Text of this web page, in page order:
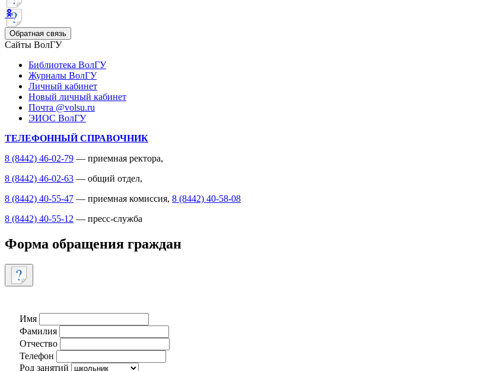
Обратная связь
Сайты ВолГУ
Библиотека ВолГУ
Журналы ВолГУ
Личный кабинет
Новый личный кабинет
Почта @volsu.ru
ЭИОС ВолГУ
ТЕЛЕФОННЫЙ СПРАВОЧНИК
8 (8442) 46-02-79 — приемная ректора,
8 (8442) 46-02-63 — общий отдел,
8 (8442) 40-55-47 — приемная комиссия, 8 (8442) 40-58-08
8 (8442) 40-55-12 — пресс-служба
Форма обращения граждан
Имя
Фамилия
Отчество
Телефон
Род занятий